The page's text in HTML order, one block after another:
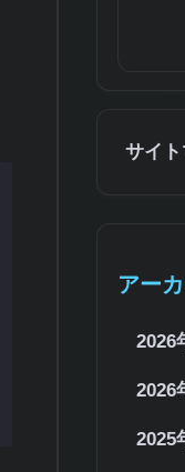
サイ
アー
2026
2026
2025